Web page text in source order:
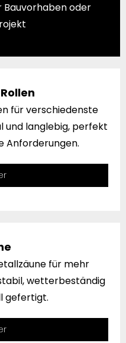
Bauvorhaben oder
für verschiedenste
und langlebig, perfekt
Anforderungen.
für mehr
wetterbeständig
gefertigt.